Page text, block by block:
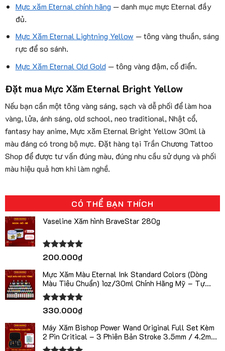
Mực xăm Eternal chính hãng — danh mục mực Eternal đầy
đủ.
Mực Xăm Eternal Lightning Yellow — tông vàng thuần, sáng
rực để so sánh.
Mực Xăm Eternal Old Gold — tông vàng đậm, cổ điển.
Đặt mua Mực Xăm Eternal Bright Yellow
Nếu bạn cần một tông vàng sáng, sạch và dễ phối để làm hoa
vàng, lửa, ánh sáng, old school, neo traditional, Nhật cổ,
fantasy hay anime, Mực xăm Eternal Bright Yellow 30ml là
màu đáng có trong bộ mực. Đặt hàng tại Trần Chương Tattoo
Shop để được tư vấn đúng màu, đúng nhu cầu sử dụng và phối
màu hiệu quả hơn khi làm nghề.
CÓ THỂ BẠN THÍCH
Vaseline Xăm hình BraveStar 280g
Được xếp
5 sao
200.000₫
Mực Xăm Màu Eternal Ink Standard Colors (Dòng
Màu Tiêu Chuẩn) 1oz/30ml Chính Hãng Mỹ – Tự
Chọn Màu
Được xếp
5 sao
330.000₫
Máy Xăm Bishop Power Wand Original Full Set Kèm
2 Pin Critical – 3 Phiên Bản Stroke 3.5mm / 4.2mm
/ 5.0mm